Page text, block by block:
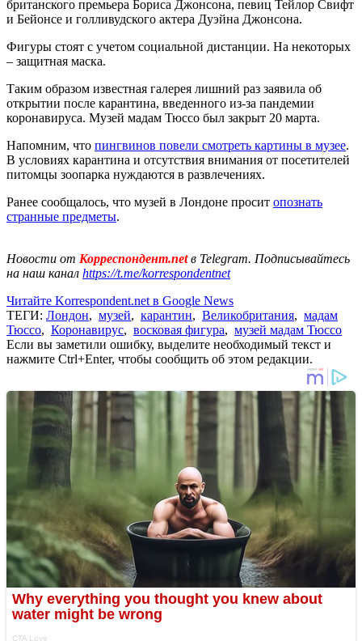
британского премьера Бориса Джонсона, певиц Тейлор Свифт
и Бейонсе и голливудского актера Дуэйна Джонсона.
Фигуры стоят с учетом социальной дистанции. На некоторых
– защитная маска.
Таким образом известная галерея лишний раз заявила об
открытии после карантина, введенного из-за пандемии
коронавируса. Музей мадам Тюссо был закрыт 20 марта.
Напомним, что пингвинов повели смотреть картины в музее.
В условиях карантина и отсутствия внимания от посетителей
питомцы зоопарка нуждаются в развлечениях.
Ранее сообщалось, что музей в Лондоне просит опознать
странные предметы.
Новости от Корреспондент.netв Telegram. Подписывайтесь
на наш канал https://t.me/korrespondentnet
Читайте Korrespondent.net в Google News
ТЕГИ: Лондон, музей, карантин, Великобритания, мадам
Тюссо, Коронавирус, восковая фигура, музей мадам Тюссо
Если вы заметили ошибку, выделите необходимый текст и
нажмите Ctrl+Enter, чтобы сообщить об этом редакции.